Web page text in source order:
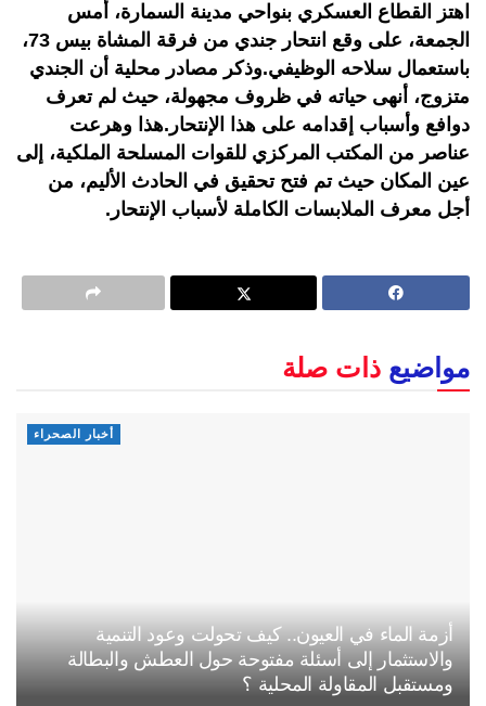
اهتز القطاع العسكري بنواحي مدينة السمارة، أمس
الجمعة، على وقع انتحار جندي من فرقة المشاة بيس 73،
باستعمال سلاحه الوظيفي.وذكر مصادر محلية أن الجندي
متزوج، أنهى حياته في ظروف مجهولة، حيث لم تعرف
دوافع وأسباب إقدامه على هذا الإنتحار.هذا وهرعت
عناصر من المكتب المركزي للقوات المسلحة الملكية، إلى
عين المكان حيث تم فتح تحقيق في الحادث الأليم، من
أجل معرف الملابسات الكاملة لأسباب الإنتحار.
مواضيع ذات صلة
أخبار الصحراء
أزمة الماء في العيون.. كيف تحولت وعود التنمية
والاستثمار إلى أسئلة مفتوحة حول العطش والبطالة
ومستقبل المقاولة المحلية ؟